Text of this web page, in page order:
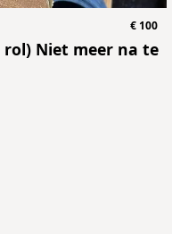
€ 100
rol) Niet meer na te